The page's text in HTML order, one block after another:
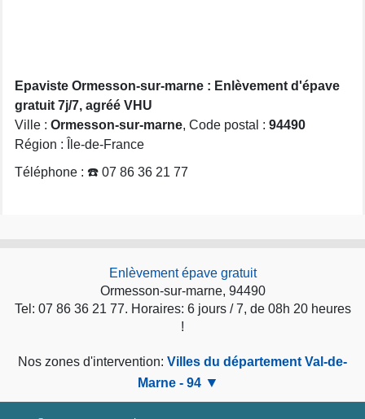
Epaviste Ormesson-sur-marne : Enlèvement d'épave
gratuit 7j/7, agréé VHU
Ville : Ormesson-sur-marne, Code postal : 94490
Région : Île-de-France
Téléphone : ☎️ 07 86 36 21 77
Enlèvement épave gratuit
Ormesson-sur-marne, 94490
Tel: 07 86 36 21 77. Horaires: 6 jours / 7, de 08h 20 heures
!
Nos zones d'intervention: Villes du département Val-de-
Marne - 94